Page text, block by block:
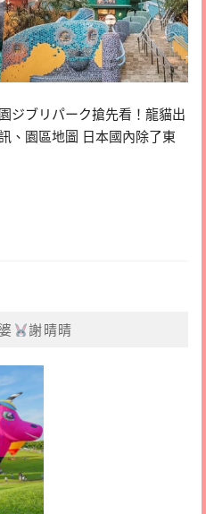
ジブリパーク搶先看！龍貓出
、園區地圖 日本國內除了東
謝晴晴